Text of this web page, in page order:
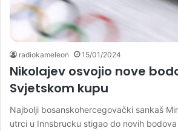
radiokameleon 15/01/2024
Nikolajev osvojio nove
Svjetskom kupu
Najbolji bosanskohercegovački sankaš
utrci u Innsbrucku stigao do novih